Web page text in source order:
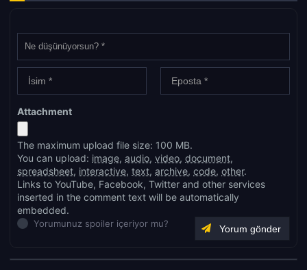
Attachment
The maximum upload file size: 100 MB.
You can upload: image, audio, video, document,
spreadsheet, interactive, text, archive, code, other.
Links to YouTube, Facebook, Twitter and other services
inserted in the comment text will be automatically
embedded.
Yorumunuz spoiler içeriyor mu?